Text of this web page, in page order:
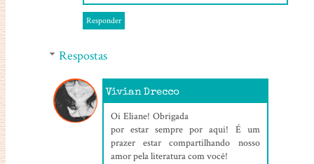
Responder
Respostas
Vivian Drecco
Oi Eliane! Obrigada
por estar sempre por aqui! É um
prazer estar compartilhando nosso
amor pela literatura com você!